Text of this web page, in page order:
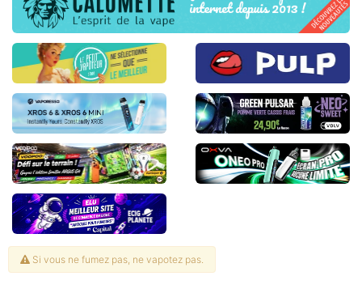
Si vous ne fumez pas, ne vapotez pas.